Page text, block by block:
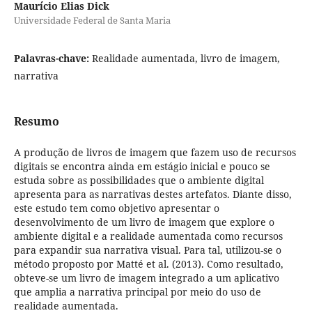
Maurício Elias Dick
Universidade Federal de Santa Maria
Palavras-chave: Realidade aumentada, livro de imagem,
narrativa
Resumo
A produção de livros de imagem que fazem uso de recursos
digitais se encontra ainda em estágio inicial e pouco se
estuda sobre as possibilidades que o ambiente digital
apresenta para as narrativas destes artefatos. Diante disso,
este estudo tem como objetivo apresentar o
desenvolvimento de um livro de imagem que explore o
ambiente digital e a realidade aumentada como recursos
para expandir sua narrativa visual. Para tal, utilizou-se o
método proposto por Matté et al. (2013). Como resultado,
obteve-se um livro de imagem integrado a um aplicativo
que amplia a narrativa principal por meio do uso de
realidade aumentada.